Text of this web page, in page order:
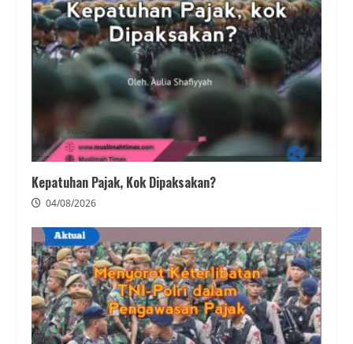
Kepatuhan Pajak, Kok Dipaksakan?
04/08/2026